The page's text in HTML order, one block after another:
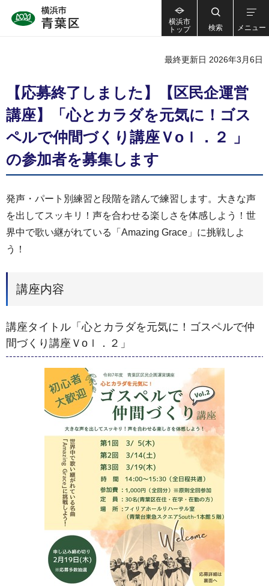
横浜市
トップ
検索 メニュー
最終更新日 2026年3月6日
【応募終了しました】【区民企運営
講座】「心とカラダを元気に！ゴス
ペルで仲間づくり講座Ｖoｌ．２ 」
の参加者を募集します
発声・パート別練習と段階を踏んで練習します。大きな声
を出してスッキリ！声を合わせる楽しさを体感しよう！世
界中で歌い継がれている「Amazing Grace」に挑戦しよ
う！
講座内容
講座タイトル「心とカラダを元気に！ゴスペルで仲
間づくり講座Ｖoｌ．２」